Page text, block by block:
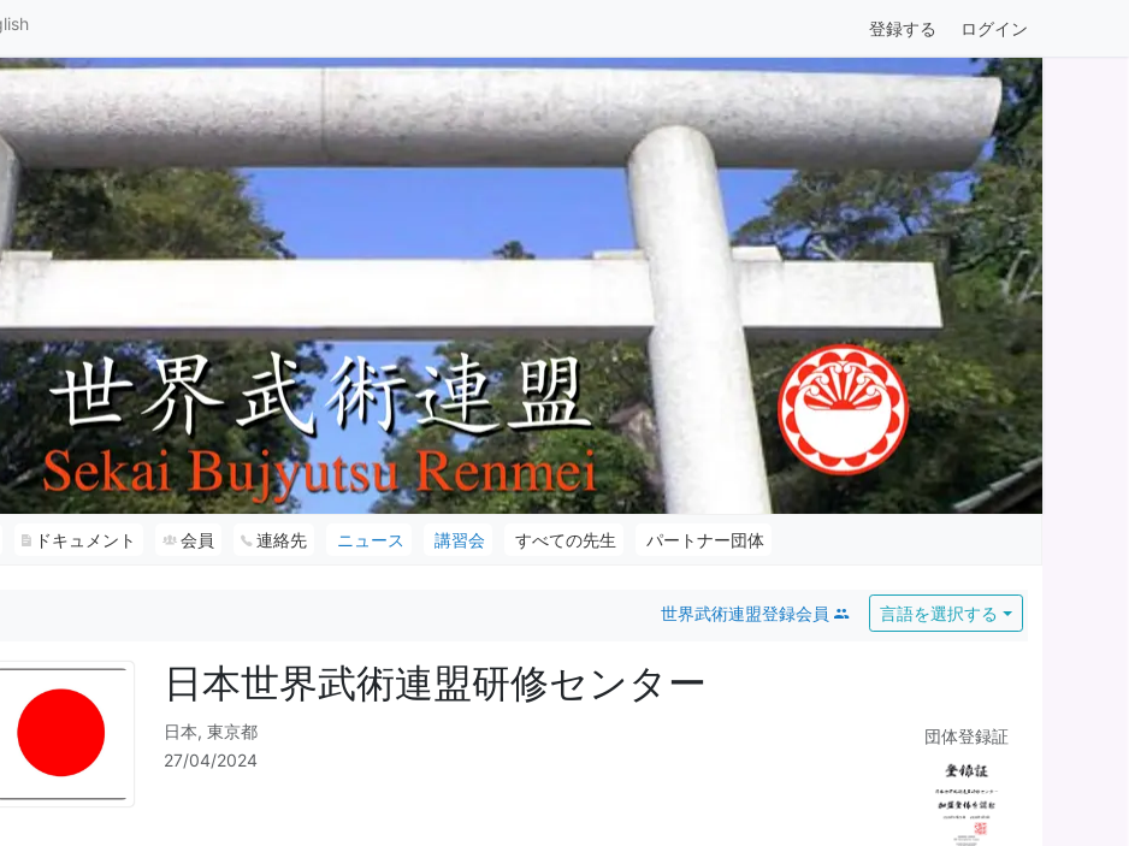
登録する ログイン
ドキュメント 会員 連絡先 ニュース 講習会 すべての先生 パートナー団体
世界武術連盟登録会員 言語を選択する
日本世界武術連盟研修センター
団体登録証
日本, 東京都
27/04/2024